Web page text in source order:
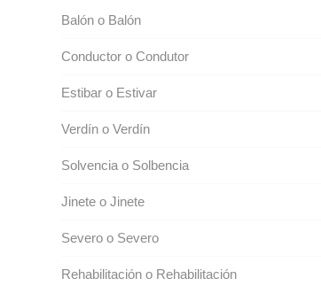
Balón o Balón
Conductor o Condutor
Estibar o Estivar
Verdín o Verdín
Solvencia o Solbencia
Jinete o Jinete
Severo o Severo
Rehabilitación o Rehabilitación